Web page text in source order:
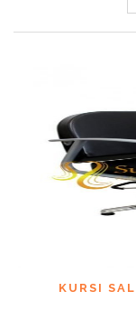
KURSI